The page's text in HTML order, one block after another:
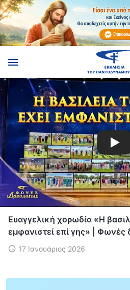
Ευαγγελική χορωδία «Η
εμφανιστεί επί γης» | Φωνές
17 Ιανουάριος 2026